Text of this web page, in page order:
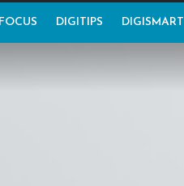
DIGITIPS DIGISMART